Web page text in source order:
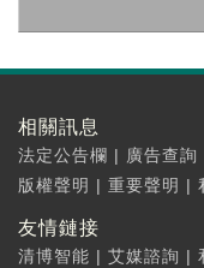
相關訊息
法定公告欄 | 廣告查詢
版權聲明 | 重要聲明 |
友情鏈接
清博智能 | 艾媒諮詢 |